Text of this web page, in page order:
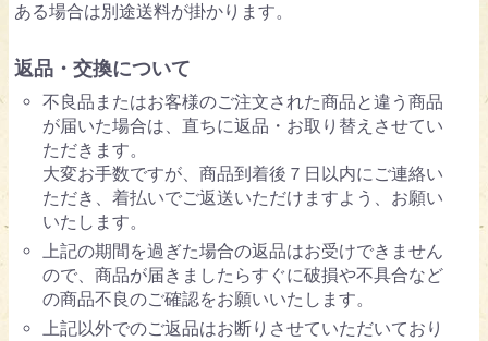
ある場合は別途送料が掛かります。
返品・交換について
不良品またはお客様のご注文された商品と違う商品
が届いた場合は、直ちに返品・お取り替えさせてい
ただきます。
大変お手数ですが、商品到着後７日以内にご連絡い
ただき、着払いでご返送いただけますよう、お願い
いたします。
上記の期間を過ぎた場合の返品はお受けできません
ので、商品が届きましたらすぐに破損や不具合など
の商品不良のご確認をお願いいたします。
上記以外でのご返品はお断りさせていただいており